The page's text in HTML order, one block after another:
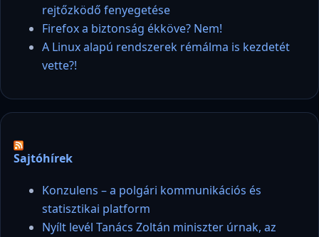
rejtőzködő fenyegetése
Firefox a biztonság ékköve? Nem!
A Linux alapú rendszerek rémálma is kezdetét
vette?!
Sajtóhírek
Konzulens – a polgári kommunikációs és
statisztikai platform
Nyílt levél Tanács Zoltán miniszter úrnak, az